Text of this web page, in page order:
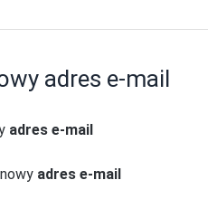
adres e-mail
adres e-mail
adres e-mail